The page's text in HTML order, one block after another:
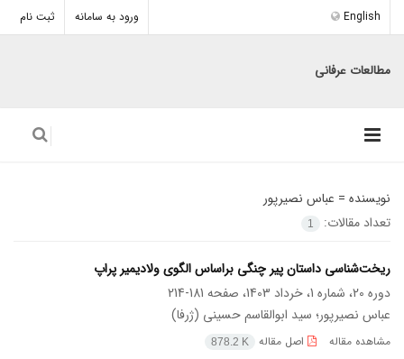
ورود به سامانه ثبت نام English
مطالعات عرفانی
نویسنده = عباس نصیرپور
تعداد مقالات:
1
ریخت‌شناسی داستان پیر چنگی براساس الگوی ولادیمیر پراپ
دوره 20، شماره 1، خرداد 1403، صفحه
181-214
عباس نصیرپور؛ سید ابوالقاسم حسینی (ژرفا)
مشاهده مقاله اصل مقاله 878.2 K